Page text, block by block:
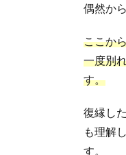
偶然か
ここか
一度別
す。
復縁し
も理解
す。